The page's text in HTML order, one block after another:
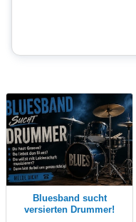
Bluesband sucht
versierten Drummer!